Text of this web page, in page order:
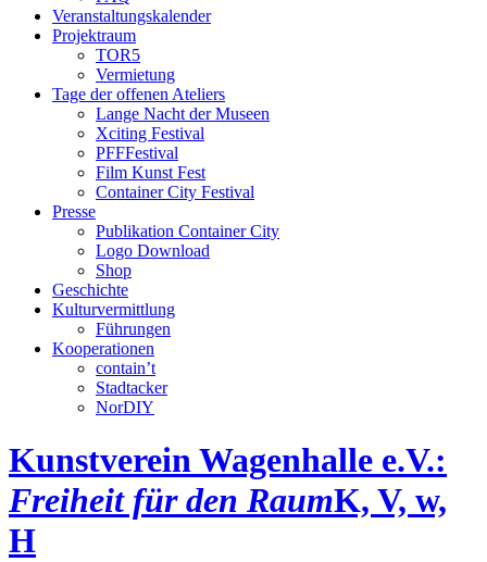
Veranstaltungskalender
Projektraum
TOR5
Vermietung
Tage der offenen Ateliers
Lange Nacht der Museen
Xciting Festival
PFFFestival
Film Kunst Fest
Container City Festival
Presse
Publikation Container City
Logo Download
Shop
Geschichte
Kulturvermittlung
Führungen
Kooperationen
contain’t
Stadtacker
NorDIY
Kunstverein Wagenhalle e.V.:
Freiheit für den RaumK, V, w,
H